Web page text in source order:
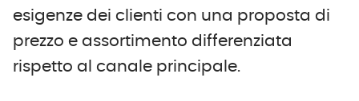
esigenze dei clienti con una proposta di
prezzo e assortimento differenziata
rispetto al canale principale.